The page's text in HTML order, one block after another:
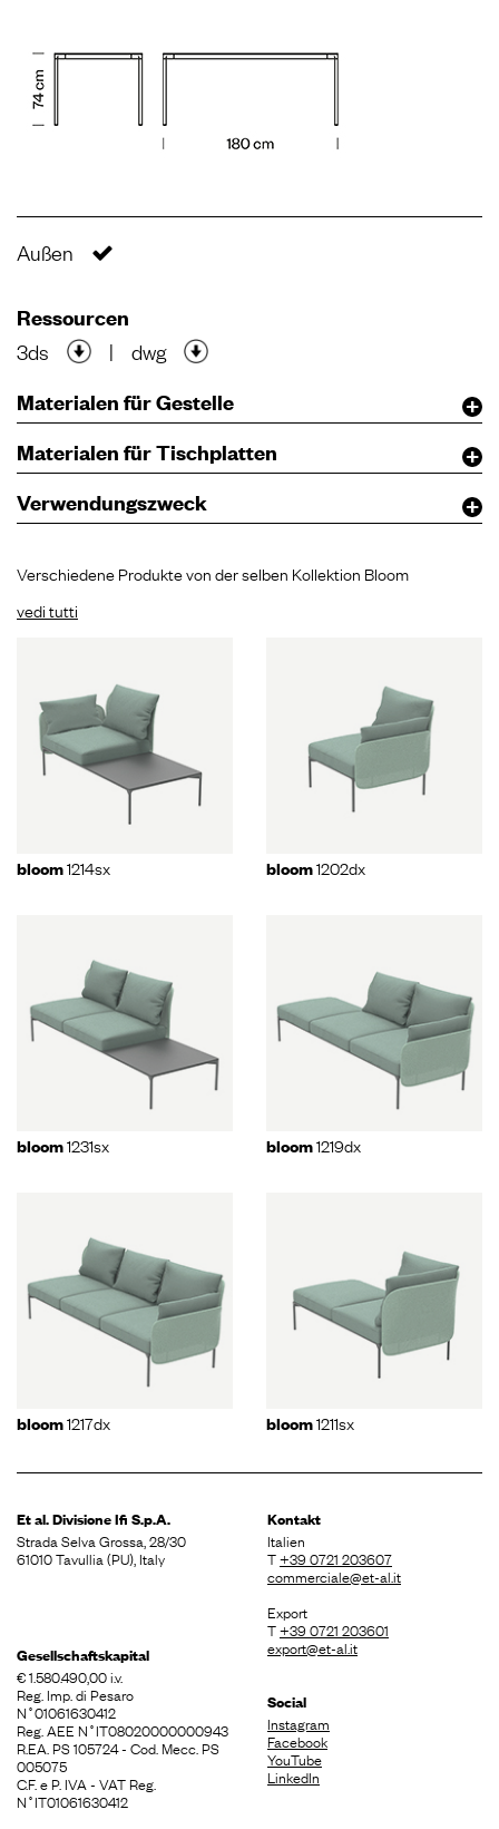
Außen
Ressourcen
3ds | dwg
Materialen für Gestelle
Materialen für Tischplatten
Verwendungszweck
Verschiedene Produkte von der selben Kollektion Bloom
vedi tutti
bloom1214sx bloom1202dx
bloom1231sx bloom1219dx
bloom1217dx bloom1211sx
Et al. DivisioneIfi S.p.A.
Strada Selva Grossa, 28/30
61010 Tavullia (PU), Italy
Gesellschaftskapital
€ 1.580.490,00 i.v.
Reg. Imp. di Pesaro
N˚01061630412
Reg. AEE N˚IT08020000000943
R.EA. PS 105724 - Cod. Mecc. PS
005075
C.F. e P. IVA - VAT Reg.
N˚IT01061630412
Kontakt
Italien
T+39 0721 203607
commerciale@et-al.it
Export
T+39 0721 203601
export@et-al.it
Social
Instagram
Facebook
YouTube
LinkedIn